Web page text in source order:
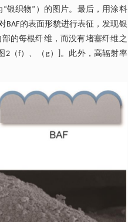
银织物”）的图片。最后，用涂料
BAF的表面形貌进行表征，发现银
的每根纤维，而没有堵塞纤维之
2（f）、（g）]。此外，高辐射率